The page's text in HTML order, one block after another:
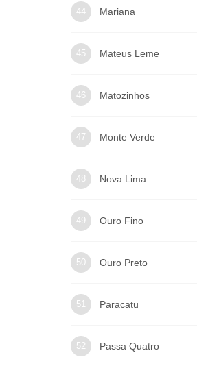
Mariana
Mateus Leme
Matozinhos
Monte Verde
Nova Lima
Ouro Fino
Ouro Preto
Paracatu
Passa Quatro